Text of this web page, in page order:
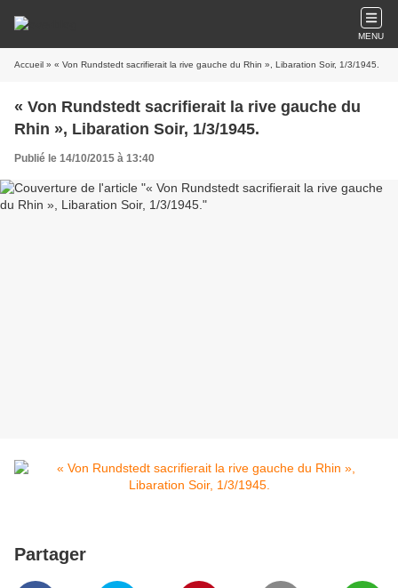
MENU
Accueil » « Von Rundstedt sacrifierait la rive gauche du Rhin », Libaration Soir, 1/3/1945.
« Von Rundstedt sacrifierait la rive gauche du
Rhin », Libaration Soir, 1/3/1945.
Publié le 14/10/2015 à 13:40
Partager